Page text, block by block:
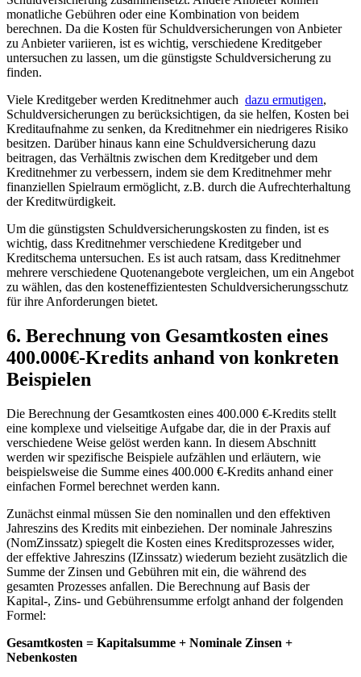
monatliche Gebühren oder eine Kombination ⁤von⁣ beidem⁢
berechnen. Da die Kosten für Schuldversicherungen von Anbieter
zu⁤ Anbieter variieren, ​ist es wichtig, verschiedene Kreditgeber
untersuchen zu lassen, um ⁢die günstigste Schuldversicherung zu
finden.
Viele Kreditgeber‌ werden ⁢Kreditnehmer auch ‌ dazu ermutigen,
Schuldversicherungen zu ⁤berücksichtigen,‍ da sie helfen, Kosten bei⁢
Kreditaufnahme​ zu senken,⁢ da ⁢Kreditnehmer​ ein niedrigeres Risiko
besitzen. Darüber⁢ hinaus kann eine⁤ Schuldversicherung dazu
beitragen, das‍ Verhältnis zwischen ​dem Kreditgeber ​und‌ dem
⁢Kreditnehmer zu⁣ verbessern, indem sie​ dem Kreditnehmer mehr‌
finanziellen Spielraum ermöglicht, z.B. durch die ⁢Aufrechterhaltung
der Kreditwürdigkeit.
Um die⁣ günstigsten Schuldversicherungskosten zu finden, ist es
wichtig, ⁢dass Kreditnehmer ⁢verschiedene Kreditgeber ⁤und‌
Kreditschema untersuchen. Es ist ‍auch ratsam, dass Kreditnehmer
⁣mehrere verschiedene Quotenangebote vergleichen, um ein Angebot
zu wählen, das⁣ den​ kosteneffizientesten ⁢Schuldversicherungsschutz
für ​ihre⁣ Anforderungen bietet.
6. Berechnung von Gesamtkosten eines⁤
400.000€-Kredits anhand von‍ konkreten
Beispielen
Die Berechnung der ​Gesamtkosten eines‌ 400.000 €-Kredits stellt
eine komplexe und vielseitige Aufgabe⁣ dar, die ‌in der ⁤Praxis auf
‍verschiedene Weise ​gelöst werden kann. In diesem Abschnitt
werden wir spezifische Beispiele‍ aufzählen und erläutern, wie
beispielsweise die Summe ⁢eines 400.000 €-Kredits anhand ⁢einer
einfachen Formel​ berechnet werden kann.
Zunächst einmal ‍müssen Sie den​ nominallen und ⁣den effektiven
⁣Jahreszins des Kredits mit einbeziehen. Der nominale Jahreszins
‍(NomZinssatz) spiegelt die Kosten eines Kreditsprozesses wider,⁢
der effektive Jahreszins (IZinssatz) wiederum⁢ bezieht zusätzlich⁤ die
Summe der Zinsen und Gebühren ⁢mit ein, die ​während des
gesamten ‌Prozesses anfallen. ⁤Die⁢ Berechnung auf Basis der
Kapital-,⁤ Zins- und Gebührensumme erfolgt‍ anhand der⁣ folgenden
Formel:
Gesamtkosten ​= Kapitalsumme + Nominale Zinsen +
Nebenkosten